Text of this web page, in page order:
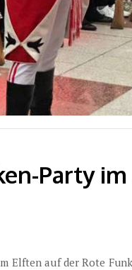
Party
Elften auf der Rote